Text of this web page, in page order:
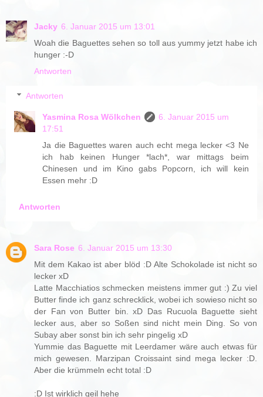
Jacky 6. Januar 2015 um 13:01
Woah die Baguettes sehen so toll aus yummy jetzt habe ich
hunger :-D
Antworten
Antworten
Yasmina Rosa Wölkchen
6. Januar 2015 um
17:51
Ja die Baguettes waren auch echt mega lecker <3 Ne
ich hab keinen Hunger *lach*, war mittags beim
Chinesen und im Kino gabs Popcorn, ich will kein
Essen mehr :D
Antworten
Sara Rose 6. Januar 2015 um 13:30
Mit dem Kakao ist aber blöd :D Alte Schokolade ist nicht so
lecker xD
Latte Macchiatios schmecken meistens immer gut :) Zu viel
Butter finde ich ganz schrecklick, wobei ich sowieso nicht so
der Fan von Butter bin. xD Das Rucuola Baguette sieht
lecker aus, aber so Soßen sind nicht mein Ding. So von
Subay aber sonst bin ich sehr pingelig xD
Yummie das Baguette mit Leerdamer wäre auch etwas für
mich gewesen. Marzipan Croissaint sind mega lecker :D.
Aber die krümmeln echt total :D
:D Ist wirklich geil hehe